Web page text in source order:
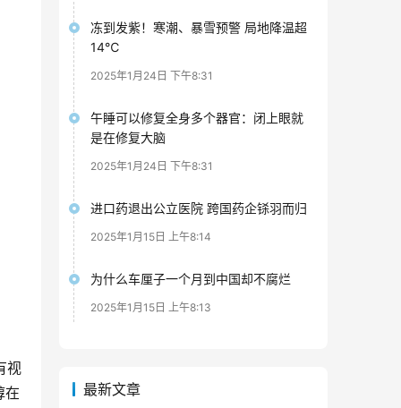
视
在
冻到发紫！寒潮、暴雪预警 局地降温超
14℃
2025年1月24日 下午8:31
午睡可以修复全身多个器官：闭上眼就
是在修复大脑
2025年1月24日 下午8:31
进口药退出公立医院 跨国药企铩羽而归
2025年1月15日 上午8:14
为什么车厘子一个月到中国却不腐烂
2025年1月15日 上午8:13
最新文章